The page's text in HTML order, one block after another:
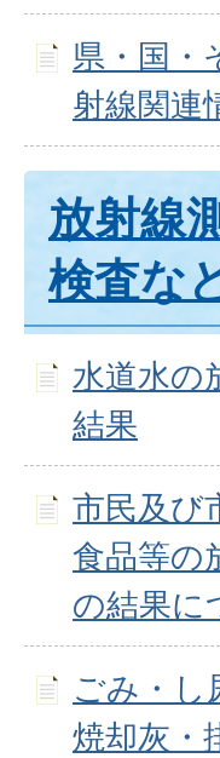
県・国・
射線関連
放射線
検査な
水道水の
結果
市民及び
食品等の
の結果に
ごみ・し
焼却灰・